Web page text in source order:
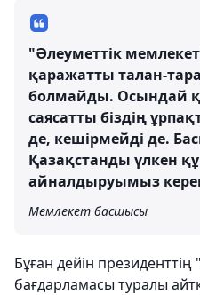
"Әлеуметтік
қаражатты талан-
болмайды. Осындай
саясатты біздің
де, кешірмейді де.
Қазақстанды үлкен
айналдыруымыз
Мемлекет басшысы
Бұған дейін
бағдарламасы туралы